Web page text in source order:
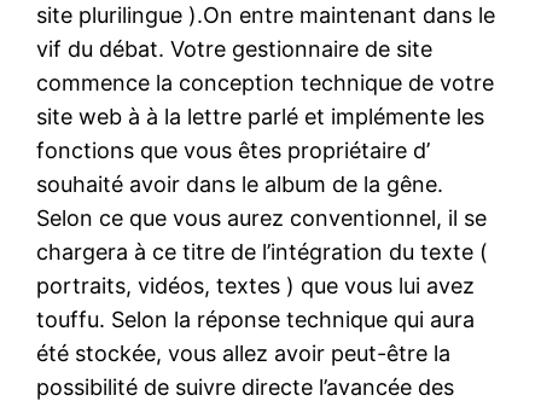
site plurilingue ).On entre maintenant dans le
vif du débat. Votre gestionnaire de site
commence la conception technique de votre
site web à à la lettre parlé et implémente les
fonctions que vous êtes propriétaire d’
souhaité avoir dans le album de la gêne.
Selon ce que vous aurez conventionnel, il se
chargera à ce titre de l’intégration du texte (
portraits, vidéos, textes ) que vous lui avez
touffu. Selon la réponse technique qui aura
été stockée, vous allez avoir peut-être la
possibilité de suivre directe l’avancée des